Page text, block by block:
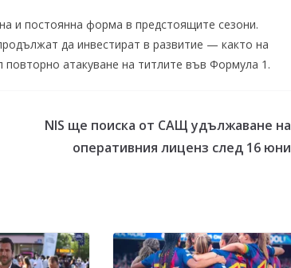
и постоянна форма в предстоящите сезони.
да инвестират в развитие — както на
атакуване на титлите във Формула 1.
NIS ще поиска от САЩ удължаване на
оперативния лиценз след 16 юни